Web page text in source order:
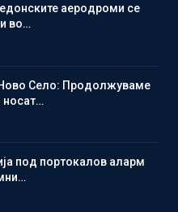
аеродроми се
во…
Село: Продолжуваме
носат…
под портокалов аларм